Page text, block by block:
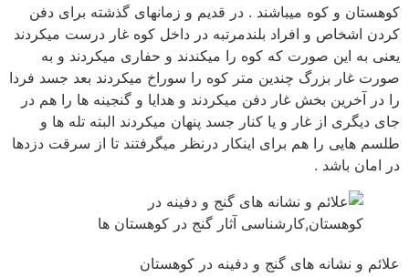
کوهستان و کوه میباشند . در قدیم و زمانهای گذشته برای دفن
کردن اشخاص و افراد بلندمرتبه در داخل کوه غار درست میکردند
یعنی به این صورت که کوه را میکندند و حفاری میکردند و به
صورت غار بزرگ چندین متر کوه را سوراخ میکردند بعد جسد فردا
را در آخرین بخش غار دفن میکردند و هدایا و گنجینه ها را هم در
جای دیگری از غار و یا کنار جسد پنهان میکردند البته تله ها و
طلسم هایی را هم برای اینکار درنظر میگرفتند تا از سرقت دزدها
در امان باشد .
علائم و نشانه های گنج و دفینه در کوهستان